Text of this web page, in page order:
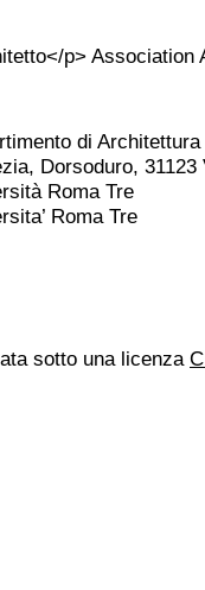
p> Association
di
Dorsoduro, 31123
Roma Tre
Roma Tre
sotto una licenza